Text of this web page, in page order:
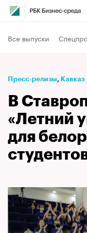
Все выпуски
Пресс-релизы⁠, Кавказ
В
«Летний
для